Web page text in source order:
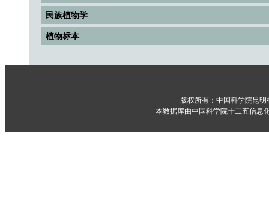
民族植物学
植物标本
版权所有：中国科学院昆
本数据库由中国科学院十二五信息